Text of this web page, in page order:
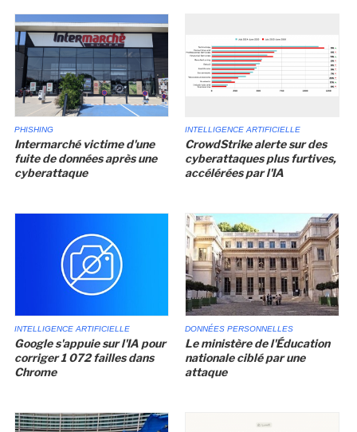
PHISHING
Intermarché victime d'une
fuite de données après une
cyberattaque
INTELLIGENCE ARTIFICIELLE
CrowdStrike alerte sur des
cyberattaques plus furtives,
accélérées par l'IA
INTELLIGENCE ARTIFICIELLE
Google s'appuie sur l'IA pour
corriger 1 072 failles dans
Chrome
DONNÉES PERSONNELLES
Le ministère de l'Éducation
nationale ciblé par une
attaque